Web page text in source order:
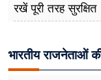
रखें पूरी तरह सुरक्षित
भारतीय राजनेताओं